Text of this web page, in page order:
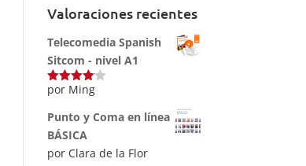
Valoraciones recientes
Telecomedia Spanish
Sitcom - nivel A1
Valorado
5
por Ming
Punto y Coma en línea
BÁSICA
por Clara de la Flor